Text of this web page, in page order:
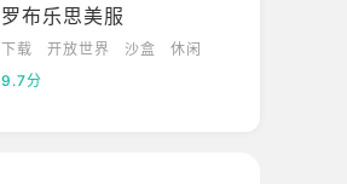
罗布乐思美服
下载 开放世界 沙盒
休闲
9.7分